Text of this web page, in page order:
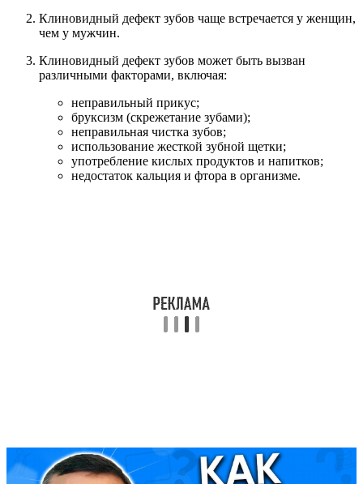
Клиновидный дефект зубов чаще встречается у женщин,
чем у мужчин.
Клиновидный дефект зубов может быть вызван
различными факторами, включая:
неправильный прикус;
бруксизм (скрежетание зубами);
неправильная чистка зубов;
использование жесткой зубной щетки;
употребление кислых продуктов и напитков;
недостаток кальция и фтора в организме.